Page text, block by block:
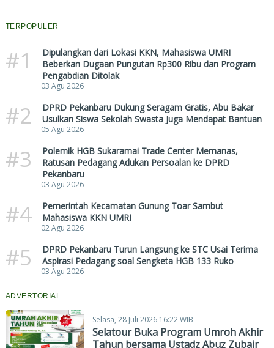
TERPOPULER
#1
Dipulangkan dari Lokasi KKN, Mahasiswa UMRI
Beberkan Dugaan Pungutan Rp300 Ribu dan Program
Pengabdian Ditolak
03 Agu 2026
#2
DPRD Pekanbaru Dukung Seragam Gratis, Abu Bakar
Usulkan Siswa Sekolah Swasta Juga Mendapat Bantuan
05 Agu 2026
#3
Polemik HGB Sukaramai Trade Center Memanas,
Ratusan Pedagang Adukan Persoalan ke DPRD
Pekanbaru
03 Agu 2026
#4
Pemerintah Kecamatan Gunung Toar Sambut
Mahasiswa KKN UMRI
02 Agu 2026
#5
DPRD Pekanbaru Turun Langsung ke STC Usai Terima
Aspirasi Pedagang soal Sengketa HGB 133 Ruko
03 Agu 2026
ADVERTORIAL
Selasa, 28 Juli 2026 16:22 WIB
Selatour Buka Program Umroh Akhir
Tahun bersama Ustadz Abuz Zubair